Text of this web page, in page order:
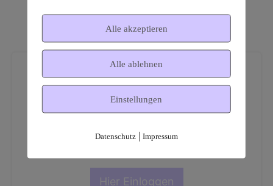
Dies ist ein geschützter
Mitgliederbereich!
Hier Einloggen
Alle akzeptieren
Alle ablehnen
Einstellungen
Datenschutz| Impressum